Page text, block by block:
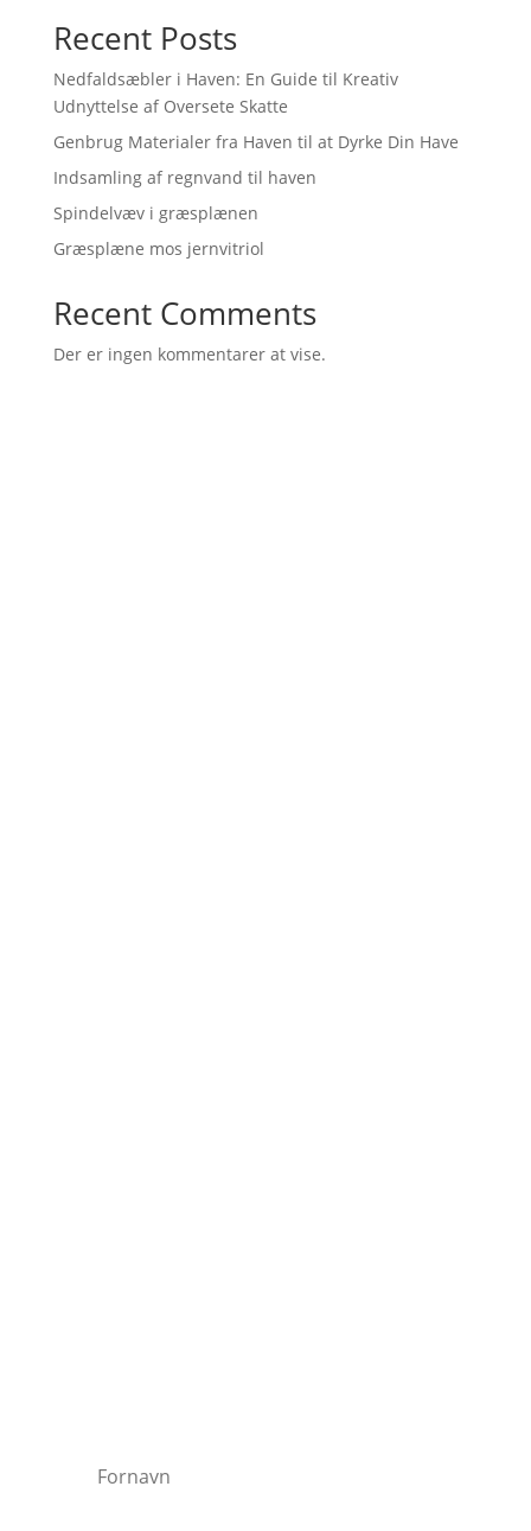
Recent Posts
Nedfaldsæbler i Haven: En Guide til Kreativ
Udnyttelse af Oversete Skatte
Genbrug Materialer fra Haven til at Dyrke Din Have
Indsamling af regnvand til haven
Spindelvæv i græsplænen
Græsplæne mos jernvitriol
Recent Comments
Der er ingen kommentarer at vise.